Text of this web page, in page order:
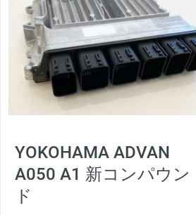
YOKOHAMA ADVAN
A050 A1 新コンパウン
ド